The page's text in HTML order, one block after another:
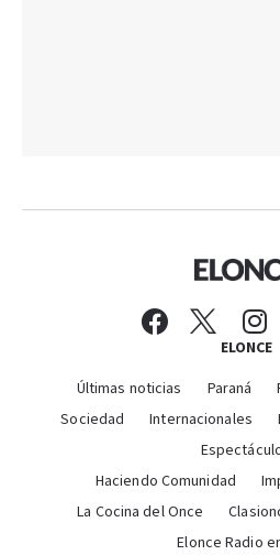
ELONCE
Últimas noticias Paraná
Sociedad
Internacionales
Haciendo Comunidad
La Cocina del Once
Elonce Radio